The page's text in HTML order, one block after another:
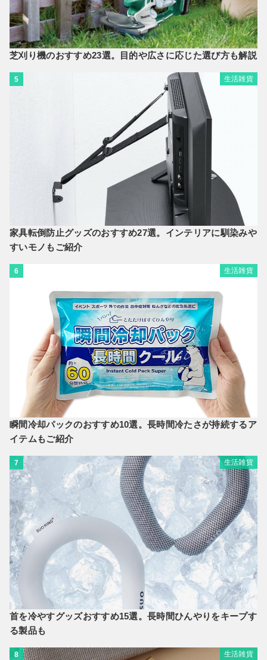
芝刈り機のおすすめ23選。目的や広さに応じた選び方も解説
5 生活雑貨
家具転倒防止グッズのおすすめ27選。インテリアに馴染みや
すいモノもご紹介
6 生活雑貨
瞬間冷却パックのおすすめ10選。長時間冷たさが持続するア
イテムもご紹介
7 生活雑貨
首を冷やすグッズおすすめ15選。長時間ひんやりをキープす
る製品も
8 生活雑貨